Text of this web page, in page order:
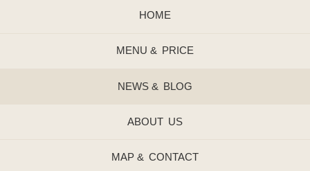
HOME
MENU & PRICE
NEWS & BLOG
ABOUT US
MAP & CONTACT